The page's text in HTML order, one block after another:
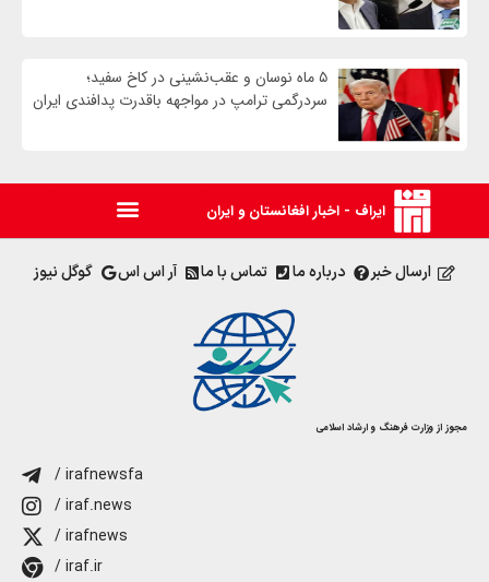
۵ ماه نوسان و عقب‌نشینی در کاخ سفید؛
سردرگمی ترامپ در مواجهه باقدرت پدافندی ایران
ایراف - اخبار افغانستان و ایران
ارسال خبر درباره ما تماس با ما آر اس اس گوگل نیوز
مجوز از وزارت فرهنگ و ارشاد اسلامی
/ irafnewsfa
/ iraf.news
/ irafnews
/ iraf.ir